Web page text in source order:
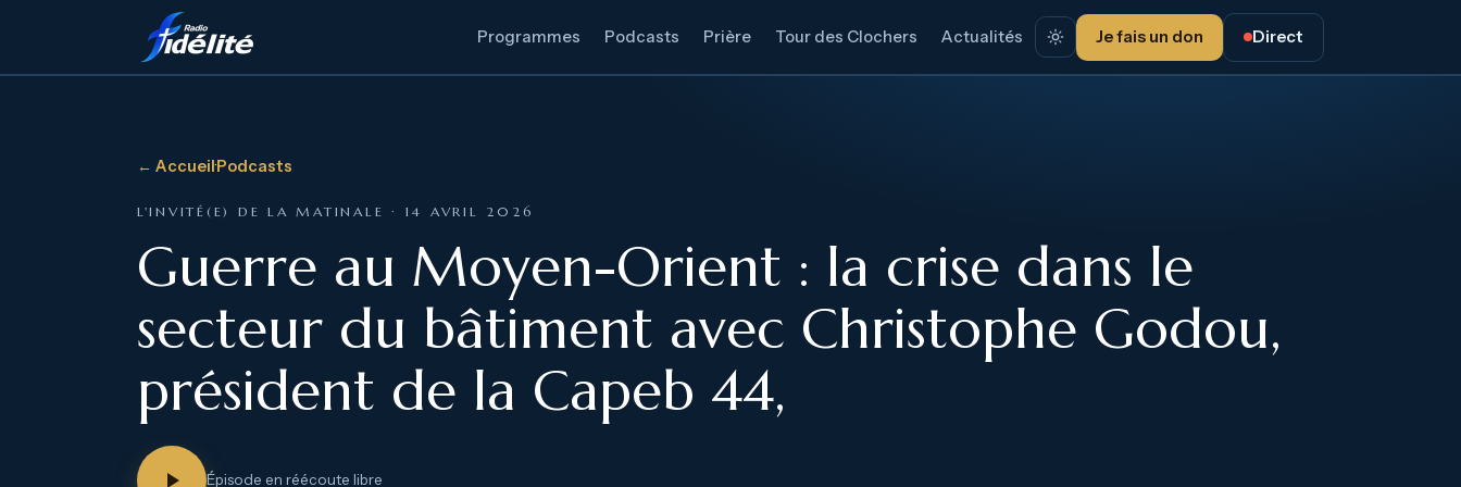
Programmes Podcasts Prière Tour des Clochers Actualités Je fais un don Direct
← Accueil·Podcasts
L'INVITÉ(E) DE LA MATINALE · 14 AVRIL 2026
Guerre au Moyen-Orient : la crise dans le
secteur du bâtiment avec Christophe Godou,
président de la Capeb 44,
Épisode en réécoute libre